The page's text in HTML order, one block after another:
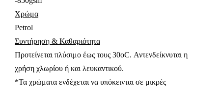
Χρώμα
Petrol
Συντήρηση & Καθαριότητα
Προτείνεται πλύσιμο έως τους 30oC. Αντενδείκνυται η
χρήση χλωρίου ή και λευκαντικού.
*Τα χρώματα ενδέχεται να υπόκεινται σε μικρές